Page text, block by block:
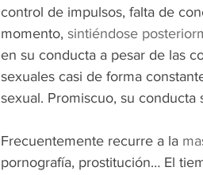
control de impulsos, falta de
momento, sintiéndose
en su conducta a pesar de las
sexuales casi de forma
sexual. Promiscuo, su conducta
Frecuentemente recurre a la
pornografía, prostitución… El